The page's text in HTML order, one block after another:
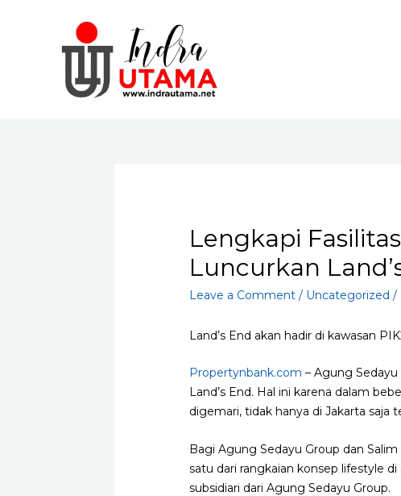
Lengkapi
Luncurkan
Leave a Comment / Uncategorized /
Land’s End akan hadir di kawasan
Propertynbank.com – Agung
Land’s End. Hal ini karena dalam
digemari, tidak hanya di Jakarta saja
Bagi Agung Sedayu Group dan
satu dari rangkaian konsep lifestyle
subsidiari dari Agung Sedayu Group.